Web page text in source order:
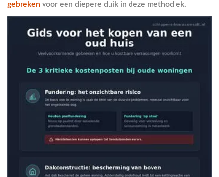
gebreken voor een diepere duik in deze methodiek.